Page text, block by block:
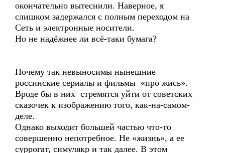
окончательно вытеснили. Наверное, я
слишком задержался с полным переходом на
Сеть и электронные носители.
Но не надёжнее ли всё-таки бумага?
Почему так невыносимы нынешние
россинские сериалы и фильмы «про жись».
Вроде бы в них стремятся уйти от советских
сказочек к изображению того, как-на-самом-
деле.
Однако выходит большей частью что-то
совершенно непотребное. Не «жизнь», а ее
суррогат, симулякр и так далее. В этом